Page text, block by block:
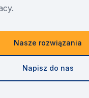
Nasze rozwiązania
Napisz do nas